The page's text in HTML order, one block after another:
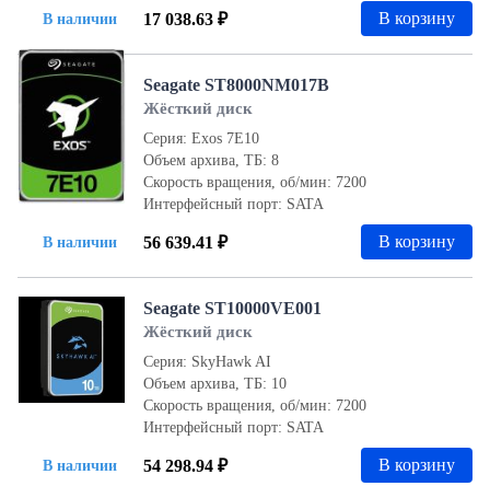
В наличии 17 038.63 ₽ В корзину
В наличии
Seagate ST8000NM017B
Жёсткий диск
Серия: Exos 7E10
Объем архива, ТБ: 8
Скорость вращения, об/мин: 7200
Интерфейсный порт: SATA
56 639.41 ₽ В корзину
В наличии
Seagate ST10000VE001
Жёсткий диск
Серия: SkyHawk AI
Объем архива, ТБ: 10
Скорость вращения, об/мин: 7200
Интерфейсный порт: SATA
54 298.94 ₽ В корзину